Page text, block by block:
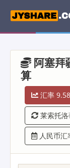
阿塞拜
算
汇率
莱索托
人民币汇